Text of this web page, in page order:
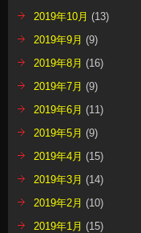
2019年10月 (13)
2019年9月 (9)
2019年8月 (16)
2019年7月 (9)
2019年6月 (11)
2019年5月 (9)
2019年4月 (15)
2019年3月 (14)
2019年2月 (10)
2019年1月 (15)